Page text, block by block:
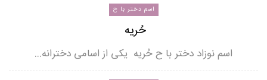
اسم دختر با ح
حُریه
اسم نوزاد دختر با ح حُریه یکی از اسامی دخترانه…